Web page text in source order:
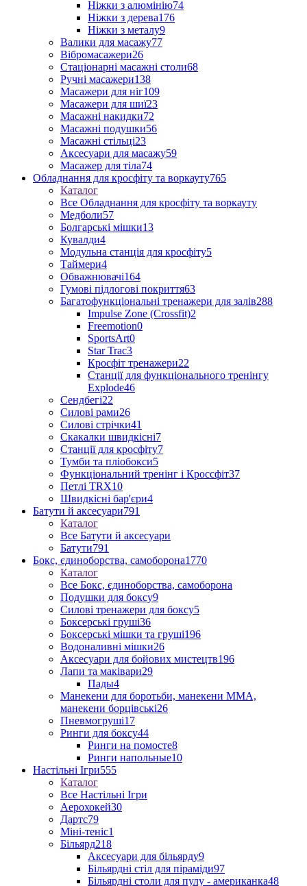
Ніжки з алюмінію74
Ніжки з дерева176
Ніжки з металу9
Валики для масажу77
Вібромасажери26
Стаціонарні масажні столи68
Ручні масажери138
Масажери для ніг109
Масажери для шиї23
Масажні накидки72
Масажні подушки56
Масажні стільці23
Аксесуари для масажу59
Масажер для тіла74
Обладнання для кросфіту та воркауту765
Каталог
Все Обладнання для кросфіту та воркауту
Медболи57
Болгарські мішки13
Кувалди4
Модульна станція для кросфіту5
Таймери4
Обважнювачі164
Гумові підлогові покриття63
Багатофункціональні тренажери для залів288
Impulse Zone (Crossfit)2
Freemotion0
SportsArt0
Star Trac3
Кросфіт тренажери22
Станції для функціонального тренінгу
Explode46
Сендбегі22
Силові рами26
Силові стрічки41
Скакалки швидкісні7
Станції для кросфіту7
Тумби та пліобокси5
Функціональний тренінг і Кроссфіт37
Петлі TRX10
Швидкісні бар'єри4
Батути й аксесуари791
Каталог
Все Батути й аксесуари
Батути791
Бокс, єдиноборства, самоборона1770
Каталог
Все Бокс, єдиноборства, самоборона
Подушки для боксу9
Силові тренажери для боксу5
Боксерські груші36
Боксерські мішки та груші196
Водоналивні мішки26
Аксесуари для бойових мистецтв196
Лапи та маківари29
Пады4
Манекени для боротьби, манекени ММА,
манекени борцівські26
Пневмогруші17
Ринги для боксу44
Ринги на помосте8
Ринги напольные10
Настільні Ігри555
Каталог
Все Настільні Ігри
Аерохокей30
Дартс79
Міні-теніс1
Більярд218
Аксесуари для більярду9
Більярдні стіл для піраміди97
Більярдні столи для пулу - американка48